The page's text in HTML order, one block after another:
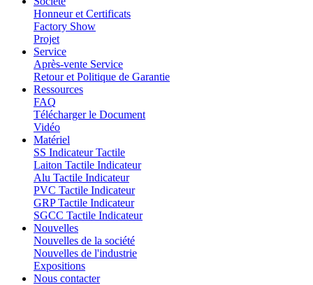
Honneur et Certificats
Factory Show
Projet
Service
Après-vente Service
Retour et Politique de Garantie
Ressources
FAQ
Télécharger le Document
Vidéo
Matériel
SS Indicateur Tactile
Laiton Tactile Indicateur
Alu Tactile Indicateur
PVC Tactile Indicateur
GRP Tactile Indicateur
SGCC Tactile Indicateur
Nouvelles
Nouvelles de la société
Nouvelles de l'industrie
Expositions
Nous contacter